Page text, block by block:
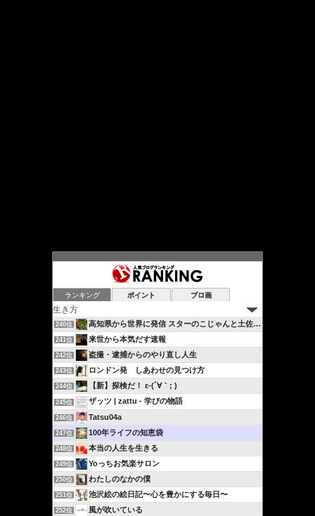
ランキング ポイント ブロ画
240位 高知県から世界に発信 スターのこじゃんと土佐流ブログ…
241位 来世から本気だす速報
242位 盗撮・逮捕からのやり直し人生
243位 ロンドン発 しあわせの見つけ方
244位 【新】探検だ！ ε-(´∀｀; )
245位 ザッツ | zattu - 学びの物語
246位 Tatsu04a
247位 100年ライフの知恵袋
248位 本当の人生を生きる
249位 Yoっちお気楽サロン
250位 わたしのなかの僕
251位 池沢絵の絵日記〜心を豊かにする毎日〜
252位 風が吹いている